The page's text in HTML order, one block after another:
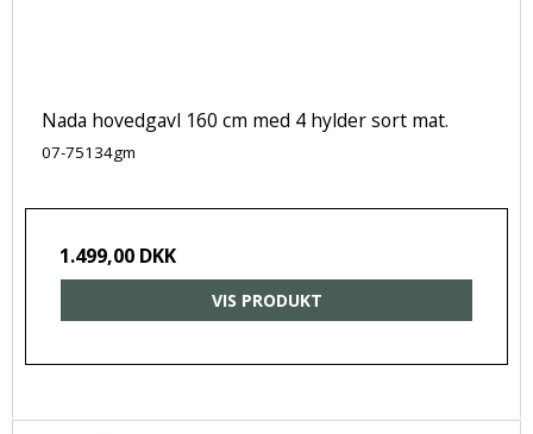
Nada hovedgavl 160 cm med 4 hylder sort mat.
07-75134gm
1.499,00 DKK
VIS PRODUKT